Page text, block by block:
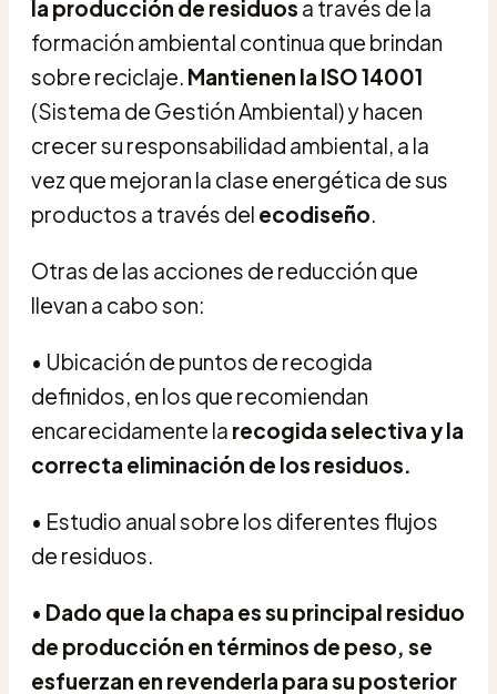
la producción de residuos a través de la
formación ambiental continua que brindan
sobre reciclaje. Mantienen la ISO 14001
(Sistema de Gestión Ambiental) y hacen
crecer su responsabilidad ambiental, a la
vez que mejoran la clase energética de sus
productos a través del ecodiseño.
Otras de las acciones de reducción que
llevan a cabo son:
• Ubicación de puntos de recogida
definidos, en los que recomiendan
encarecidamente la recogida selectiva y la
correcta eliminación de los residuos.
• Estudio anual sobre los diferentes flujos
de residuos.
• Dado que la chapa es su principal residuo
de producción en términos de peso, se
esfuerzan en revenderla para su posterior